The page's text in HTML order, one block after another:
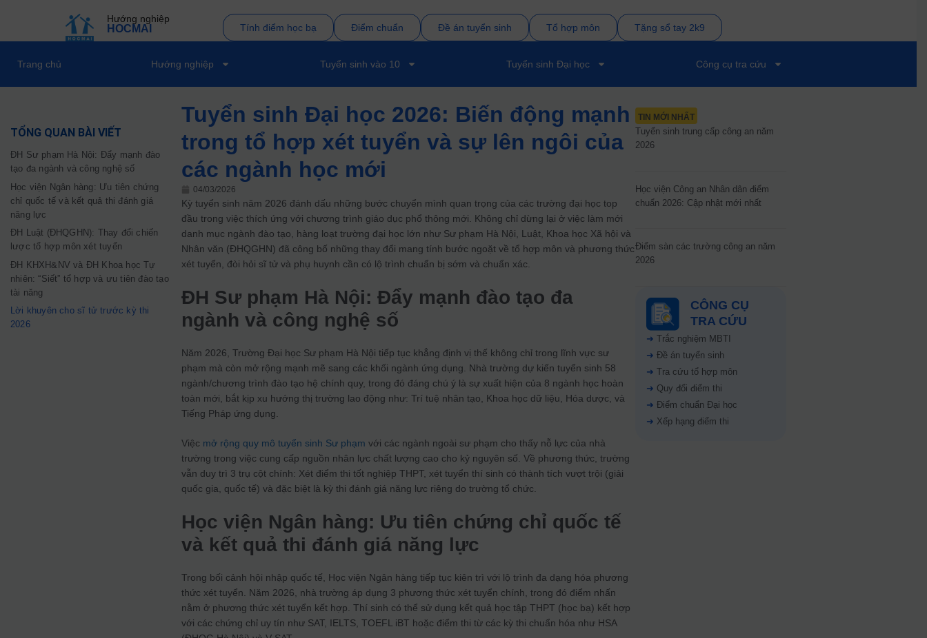
Hướng nghiệp
HOCMAI Tính điểm học bạ Điểm chuẩn Đề án tuyển sinh Tổ hợp môn Tặng sổ tay 2k9
Trang chủ Hướng nghiệp Tuyển sinh vào 10 Tuyển sinh Đại học Công cụ tra cứu
TỔNG QUAN BÀI VIẾT
ĐH Sư phạm Hà Nội: Đẩy mạnh đào
tạo đa ngành và công nghệ số
Học viện Ngân hàng: Ưu tiên chứng
chỉ quốc tế và kết quả thi đánh giá
năng lực
ĐH Luật (ĐHQGHN): Thay đổi chiến
lược tổ hợp môn xét tuyển
ĐH KHXH&NV và ĐH Khoa học Tự
nhiên: “Siết” tổ hợp và ưu tiên đào tạo
tài năng
Lời khuyên cho sĩ tử trước kỳ thi
2026
Tuyển sinh Đại học 2026: Biến động mạnh
trong tổ hợp xét tuyển và sự lên ngôi của
các ngành học mới
04/03/2026
Kỳ tuyển sinh năm 2026 đánh dấu những bước chuyển mình quan trọng của các trường đại học top
đầu trong việc thích ứng với chương trình giáo dục phổ thông mới. Không chỉ dừng lại ở việc làm mới
danh mục ngành đào tạo, hàng loạt trường đại học lớn như Sư phạm Hà Nội, Luật, Khoa học Xã hội và
Nhân văn (ĐHQGHN) đã công bố những thay đổi mang tính bước ngoặt về tổ hợp môn và phương thức
xét tuyển, đòi hỏi sĩ tử và phụ huynh cần có lộ trình chuẩn bị sớm và chuẩn xác.
ĐH Sư phạm Hà Nội: Đẩy mạnh đào tạo đa
ngành và công nghệ số
Năm 2026, Trường Đại học Sư phạm Hà Nội tiếp tục khẳng định vị thế không chỉ trong lĩnh vực sư
phạm mà còn mở rộng mạnh mẽ sang các khối ngành ứng dụng. Nhà trường dự kiến tuyển sinh 58
ngành/chương trình đào tạo hệ chính quy, trong đó đáng chú ý là sự xuất hiện của 8 ngành học hoàn
toàn mới, bắt kịp xu hướng thị trường lao động như: Trí tuệ nhân tạo, Khoa học dữ liệu, Hóa dược, và
Tiếng Pháp ứng dụng.
Việc mở rộng quy mô tuyển sinh Sư phạm với các ngành ngoài sư phạm cho thấy nỗ lực của nhà
trường trong việc cung cấp nguồn nhân lực chất lượng cao cho kỷ nguyên số. Về phương thức, trường
vẫn duy trì 3 trụ cột chính: Xét điểm thi tốt nghiệp THPT, xét tuyển thí sinh có thành tích vượt trội (giải
quốc gia, quốc tế) và đặc biệt là kỳ thi đánh giá năng lực riêng do trường tổ chức.
Học viện Ngân hàng: Ưu tiên chứng chỉ quốc tế
và kết quả thi đánh giá năng lực
Trong bối cảnh hội nhập quốc tế, Học viện Ngân hàng tiếp tục kiên trì với lộ trình đa dạng hóa phương
thức xét tuyển. Năm 2026, nhà trường áp dụng 3 phương thức xét tuyển chính, trong đó điểm nhấn
nằm ở phương thức xét tuyển kết hợp. Thí sinh có thể sử dụng kết quả học tập THPT (học bạ) kết hợp
với các chứng chỉ uy tín như SAT, IELTS, TOEFL iBT hoặc điểm thi từ các kỳ thi chuẩn hóa như HSA
TIN MỚI NHẤT
Tuyển sinh trung cấp công an năm
2026
Học viện Công an Nhân dân điểm
chuẩn 2026: Cập nhật mới nhất
Điểm sàn các trường công an năm
2026
CÔNG CỤ
TRA CỨU
➜ Trắc nghiệm MBTI
➜ Đề án tuyển sinh
➜ Tra cứu tổ hợp môn
➜ Quy đổi điểm thi
➜ Điểm chuẩn Đại học
➜ Xếp hạng điểm thi